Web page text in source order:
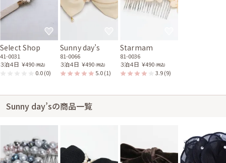
Select Shop
41-0031
３泊４日 ￥490 (税込)
0.0(0)
Sunny day’s
81-0066
３泊４日 ￥490 (税込)
5.0(1)
Starmam
81-0036
３泊４日 ￥490 (税込)
3.9(9)
Sunny day’sの商品一覧